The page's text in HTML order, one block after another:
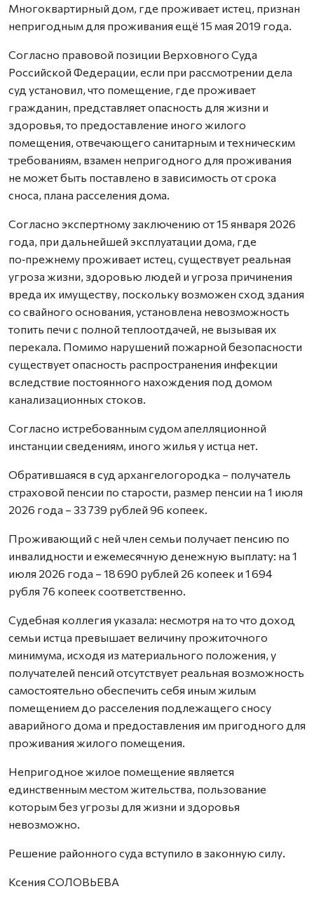
Многоквартирный дом, где проживает истец, признан
непригодным для проживания ещё 15 мая 2019 года.
Согласно правовой позиции Верховного Суда
Российской Федерации, если при рассмотрении дела
суд установил, что помещение, где проживает
гражданин, представляет опасность для жизни и
здоровья, то предоставление иного жилого
помещения, отвечающего санитарным и техническим
требованиям, взамен непригодного для проживания
не может быть поставлено в зависимость от срока
сноса, плана расселения дома.
Согласно экспертному заключению от 15 января 2026
года, при дальнейшей эксплуатации дома, где
по‑прежнему проживает истец, существует реальная
угроза жизни, здоровью людей и угроза причинения
вреда их имуществу, поскольку возможен сход здания
со свайного основания, установлена невозможность
топить печи с полной теплоотдачей, не вызывая их
перекала. Помимо нарушений пожарной безопасности
существует опасность распространения инфекции
вследствие постоянного нахождения под домом
канализационных стоков.
Согласно истребованным судом апелляционной
инстанции сведениям, иного жилья у истца нет.
Обратившаяся в суд архангелогородка – получатель
страховой пенсии по старости, размер пенсии на 1 июля
2026 года – 33 739 рублей 96 копеек.
Проживающий с ней член семьи получает пенсию по
инвалидности и ежемесячную денежную выплату: на 1
июля 2026 года – 18 690 рублей 26 копеек и 1 694
рубля 76 копеек соответственно.
Судебная коллегия указала: несмотря на то что доход
семьи истца превышает величину прожиточного
минимума, исходя из материального положения, у
получателей пенсий отсутствует реальная возможность
самостоятельно обеспечить себя иным жилым
помещением до расселения подлежащего сносу
аварийного дома и предоставления им пригодного для
проживания жилого помещения.
Непригодное жилое помещение является
единственным местом жительства, пользование
которым без угрозы для жизни и здоровья
невозможно.
Решение районного суда вступило в законную силу.
Ксения СОЛОВЬЕВА